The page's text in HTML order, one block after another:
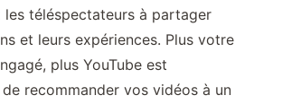
les téléspectateurs à partager
et leurs expériences. Plus votre
plus YouTube est
recommander vos vidéos à un